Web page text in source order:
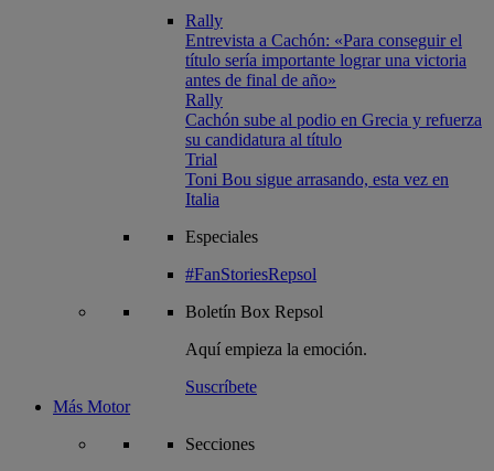
Rally
Entrevista a Cachón: «Para conseguir el
título sería importante lograr una victoria
antes de final de año»
Rally
Cachón sube al podio en Grecia y refuerza
su candidatura al título
Trial
Toni Bou sigue arrasando, esta vez en
Italia
Especiales
#FanStoriesRepsol
Boletín Box Repsol
Aquí empieza la emoción.
Suscríbete
Más Motor
Secciones